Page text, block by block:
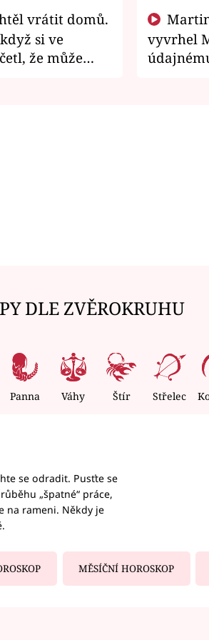
si ve
že může
vyvrhel
DLE ZVĚROKRUHU
Panna Váhy Štír Střelec
se odradit. Pusťte se
„špatné“ práce,
na rameni. Někdy je
MĚSÍČNÍ HOROSKOP